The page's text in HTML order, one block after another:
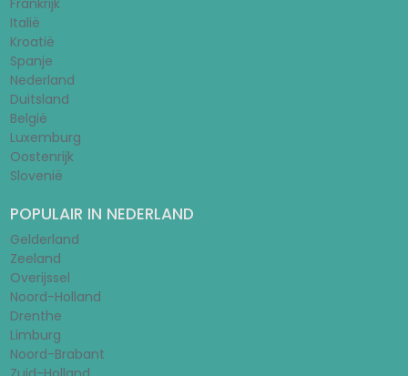
Frankrijk
Italië
Kroatië
Spanje
Nederland
Duitsland
België
Luxemburg
Oostenrijk
Slovenië
POPULAIR IN NEDERLAND
Gelderland
Zeeland
Overijssel
Noord-Holland
Drenthe
Limburg
Noord-Brabant